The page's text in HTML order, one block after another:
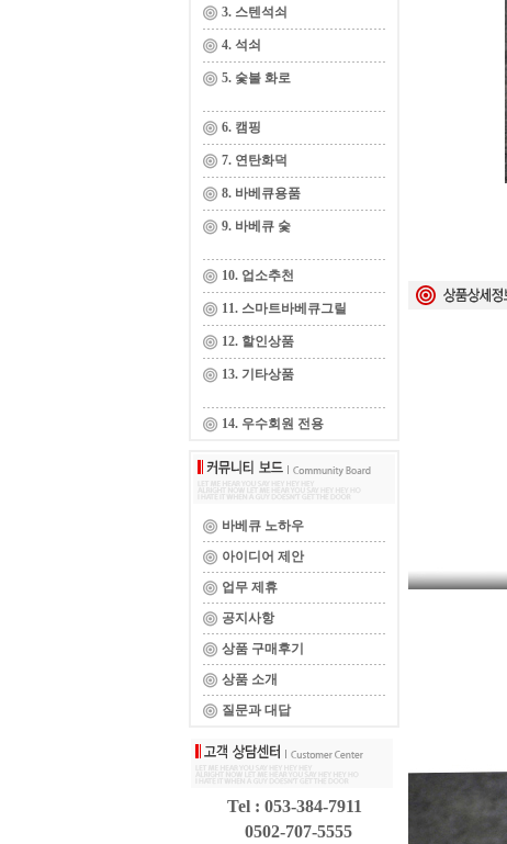
3. 스텐석쇠
4. 석쇠
5. 숯불 화로
6. 캠핑
7. 연탄화덕
8. 바베큐용품
9. 바베큐 숯
10. 업소추천
11. 스마트바베큐그릴
12. 할인상품
13. 기타상품
14. 우수회원 전용
바베큐 노하우
아이디어 제안
업무 제휴
공지사항
상품 구매후기
상품 소개
질문과 대답
Tel : 053-384-7911
0502-707-5555